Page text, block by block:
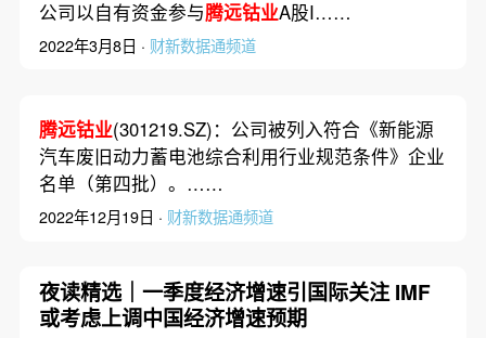
公司以自有资金参与腾远钴业A股I……
2022年3月8日 · 财新数据通频道
腾远钴业(301219.SZ)：公司被列入符合《新能源
汽车废旧动力蓄电池综合利用行业规范条件》企业
名单（第四批）。……
2022年12月19日 · 财新数据通频道
夜读精选｜一季度经济增速引国际关注 IMF
或考虑上调中国经济增速预期